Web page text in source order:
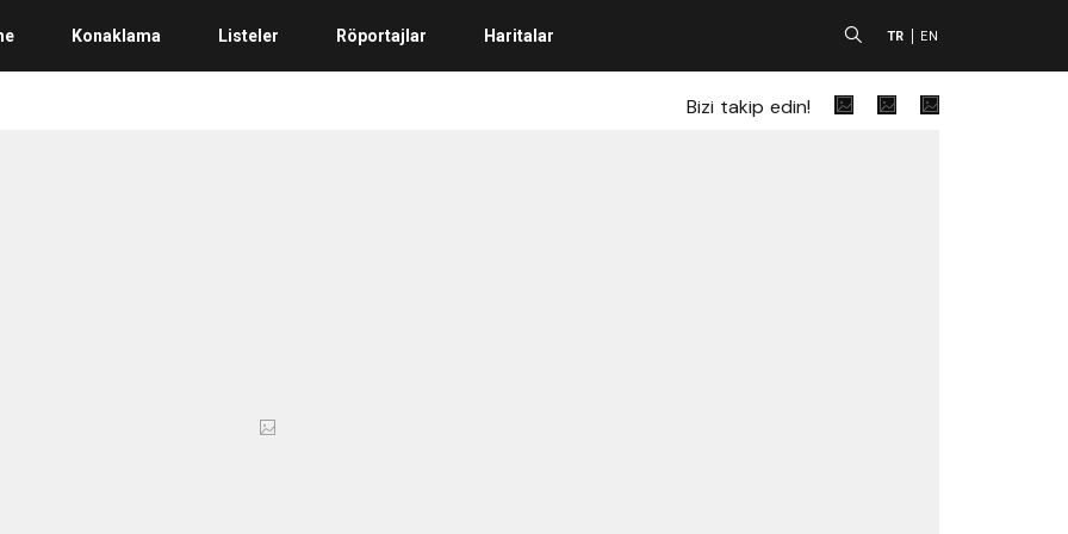
Konaklama Listeler Röportajlar Haritalar A TR EN
Bizi takip edin!